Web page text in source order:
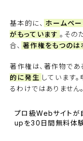
基本的に、 ホームペ
がもっています 。その
合、 著作権をもつの
著作権は、著作物で
的に発生 しています
るわけではありません。
プロ級Webサイトが
upを30日間無料体